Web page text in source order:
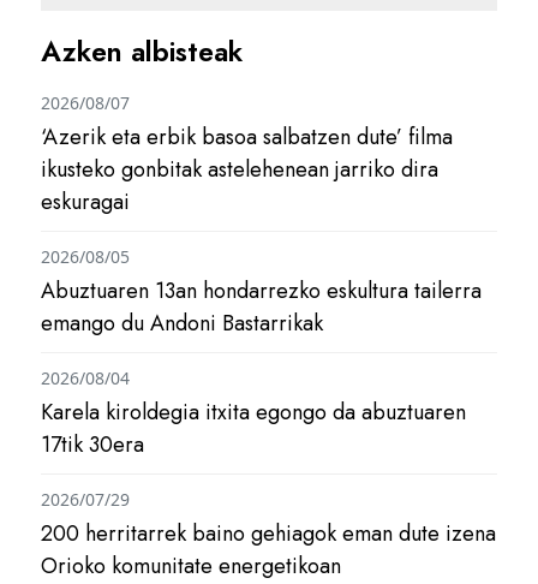
Azken albisteak
‘Azerik eta erbik basoa salbatzen dute’ filma
ikusteko gonbitak astelehenean jarriko dira
eskuragai
2026/08/07
Abuztuaren 13an hondarrezko eskultura tailerra
emango du Andoni Bastarrikak
2026/08/05
Karela kiroldegia itxita egongo da abuztuaren
17tik 30era
2026/08/04
200 herritarrek baino gehiagok eman dute izena
Orioko komunitate energetikoan
2026/07/29